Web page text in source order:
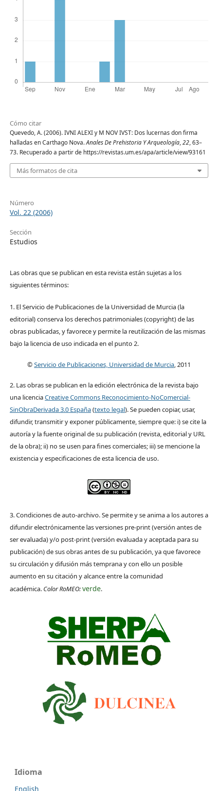
Cómo citar
Quevedo, A. (2006). IVNI ALEXI y M NOV IVST: Dos lucernas don firma
halladas en Carthago Nova.Anales De Prehistoria Y Arqueología,22, 63–
73. Recuperado a partir de https://revistas.um.es/apa/article/view/93161
Más formatos de cita
Número
Vol. 22 (2006)
Sección
Estudios
Las obras que se publican en esta revista están sujetas a los
siguientes términos:
1. El Servicio de Publicaciones de la Universidad de Murcia (la
editorial) conserva los derechos patrimoniales (copyright) de las
obras publicadas, y favorece y permite la reutilización de las mismas
bajo la licencia de uso indicada en el punto 2.
©Servicio de Publicaciones, Universidad de Murcia, 2011
2. Las obras se publican en la edición electrónica de la revista bajo
una licenciaCreative Commons Reconocimiento-NoComercial-
SinObraDerivada 3.0 España(texto legal). Se pueden copiar, usar,
difundir, transmitir y exponer públicamente, siempre que: i) se cite la
autoría y la fuente original de su publicación (revista, editorial y URL
de la obra); ii) no se usen para fines comerciales; iii) se mencione la
existencia y especificaciones de esta licencia de uso.
3. Condiciones de auto-archivo. Se permite y se anima a los autores a
difundir electrónicamente las versiones pre-print (versión antes de
ser evaluada) y/o post-print (versión evaluada y aceptada para su
publicación) de sus obras antes de su publicación, ya que favorece
su circulación y difusión más temprana y con ello un posible
aumento en su citación y alcance entre la comunidad
académica. Color RoMEO:verde.
Idioma
English